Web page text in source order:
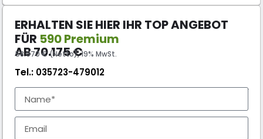
ERHALTEN SIE HIER IHR TOP ANGEBOT
FÜR 590 Premium
AB70.175€
58.970 € (Netto), 19% MwSt.
Tel.: 035723-479012